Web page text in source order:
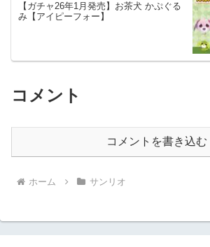
【ガチャ26年1月発売】お茶犬 かぷぐる
み【アイピーフォー】
コメント
コメントを書き込む
ホーム サンリオ